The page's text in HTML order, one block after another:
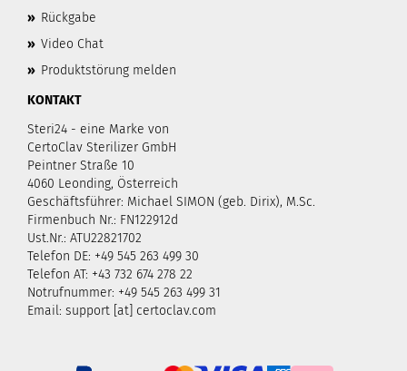
» Rückgabe
» Video Chat
» Produktstörung melden
KONTAKT
Steri24 - eine Marke von
CertoClav Sterilizer GmbH
Peintner Straße 10
4060 Leonding, Österreich
Geschäftsführer: Michael SIMON (geb. Dirix), M.Sc.
Firmenbuch Nr.: FN122912d
Ust.Nr.: ATU22821702
Telefon DE: +49 545 263 499 30
Telefon AT: +43 732 674 278 22
Notrufnummer: +49 545 263 499 31
Email: support [at] certoclav.com